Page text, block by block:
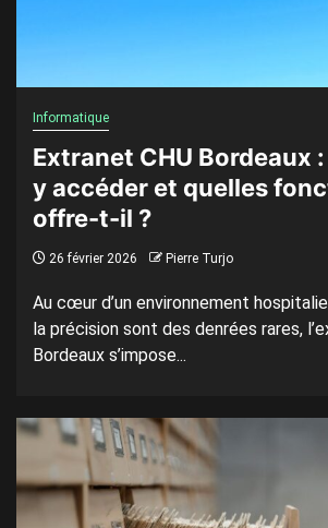
Informatique
Extranet CHU Bordeaux
y accéder et quelles
offre-t-il ?
26 février 2026 Pierre Turjo
Au cœur d’un environnement
la précision sont des denrées rares,
Bordeaux s’impose...